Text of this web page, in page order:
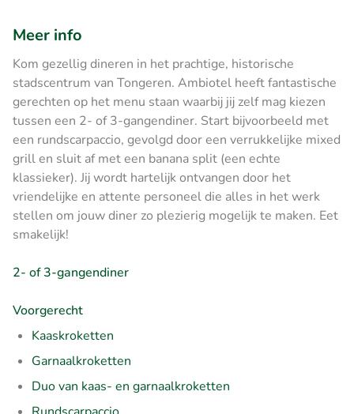
Meer info
Kom gezellig dineren in het prachtige, historische
stadscentrum van Tongeren. Ambiotel heeft fantastische
gerechten op het menu staan waarbij jij zelf mag kiezen
tussen een 2- of 3-gangendiner. Start bijvoorbeeld met
een rundscarpaccio, gevolgd door een verrukkelijke mixed
grill en sluit af met een banana split (een echte
klassieker). Jij wordt hartelijk ontvangen door het
vriendelijke en attente personeel die alles in het werk
stellen om jouw diner zo plezierig mogelijk te maken. Eet
smakelijk!
2- of 3-gangendiner
Voorgerecht
Kaaskroketten
Garnaalkroketten
Duo van kaas- en garnaalkroketten